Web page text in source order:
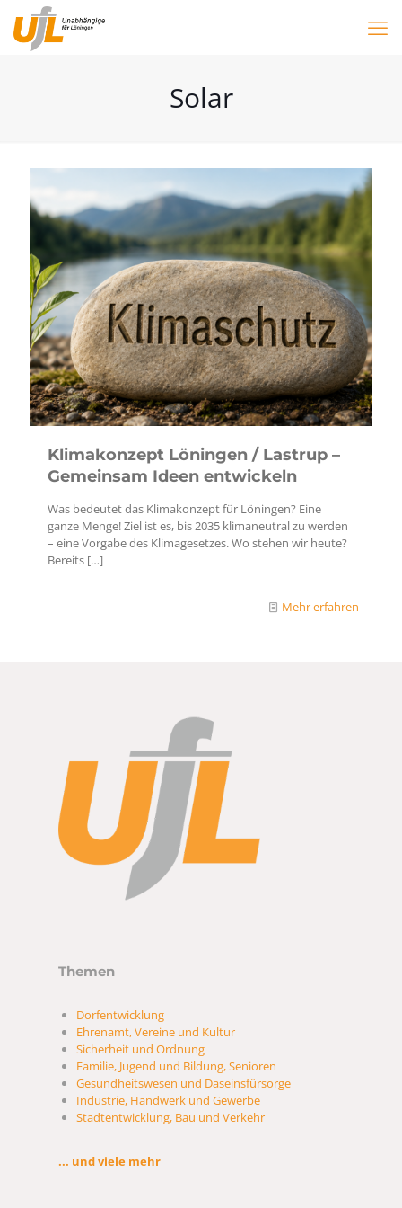
Solar
Klimakonzept Löningen / Lastrup –
Gemeinsam Ideen entwickeln
Was bedeutet das Klimakonzept für Löningen? Eine
ganze Menge! Ziel ist es, bis 2035 klimaneutral zu werden
– eine Vorgabe des Klimagesetzes. Wo stehen wir heute?
Bereits […]
Mehr erfahren
Themen
Dorfentwicklung
Ehrenamt, Vereine und Kultur
Sicherheit und Ordnung
Familie, Jugend und Bildung, Senioren
Gesundheitswesen und Daseinsfürsorge
Industrie, Handwerk und Gewerbe
Stadtentwicklung, Bau und Verkehr
... und viele mehr